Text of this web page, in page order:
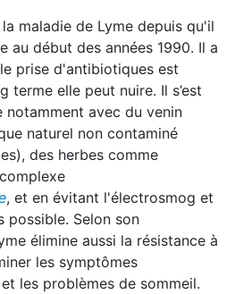
maladie de Lyme depuis qu'il
au début des années 1990. Il a
prise d'antibiotiques est
terme elle peut nuire. Il s’est
notamment avec du venin
naturel non contaminé
des herbes comme
, et en évitant l'électrosmog et
possible. Selon son
élimine aussi la résistance à
les symptômes
les problèmes de sommeil.